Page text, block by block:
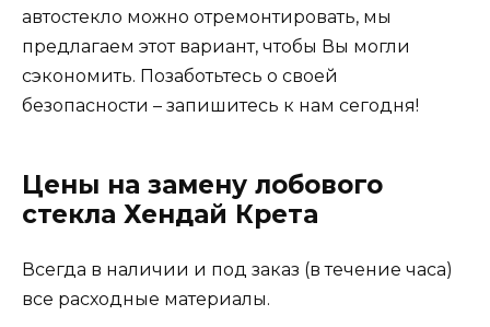
автостекло можно отремонтировать, мы
предлагаем этот вариант, чтобы Вы могли
сэкономить. Позаботьтесь о своей
безопасности – запишитесь к нам сегодня!
Цены на замену лобового
стекла Хендай Крета
Всегда в наличии и под заказ (в течение часа)
все расходные материалы.